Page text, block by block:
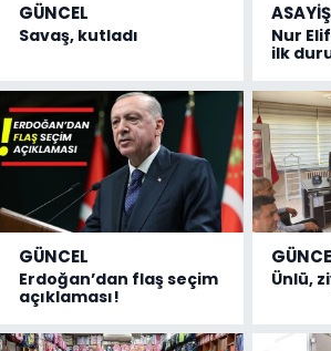
GÜNCEL
Savaş, kutladı
ASAYİŞ
Nur
ilk
GÜNCEL
Erdoğan’dan flaş seçim
açıklaması!
Ünlü,